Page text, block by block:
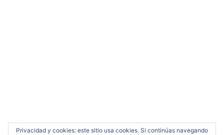
Privacidad y cookies: este sitio usa cookies. Si continúas navegando